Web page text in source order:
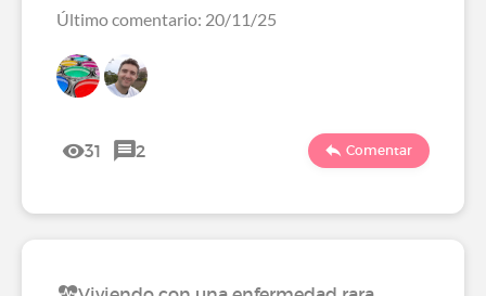
Último comentario: 20/11/25
31 2 Comentar